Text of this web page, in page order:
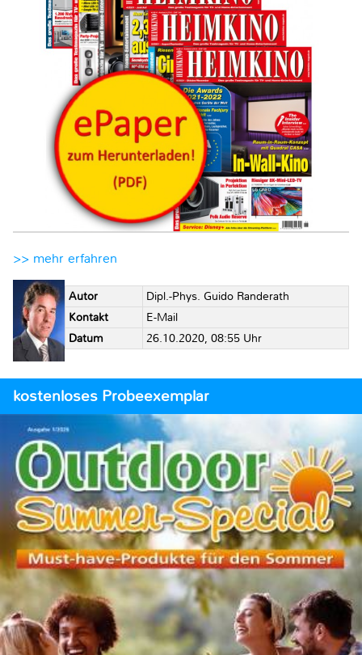
>> mehr erfahren
Autor
Dipl.-Phys. Guido Randerath
Kontakt
E-Mail
Datum
26.10.2020, 08:55 Uhr
kostenloses Probeexemplar